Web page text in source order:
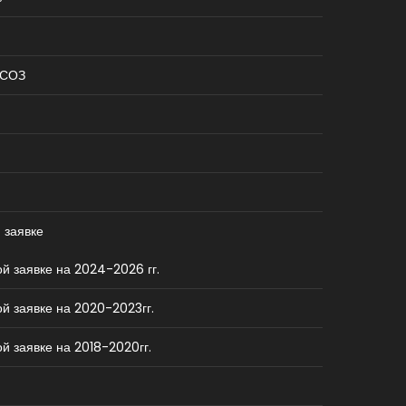
заявке на 2024-2026 гг.
заявке на 2020-2023гг.
заявке на 2018-2020гг.